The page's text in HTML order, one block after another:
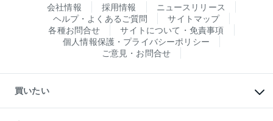
会社情報 採用情報
ニュースリリース
ヘルプ・よくあるご質問
サイトマップ
各種お問合せ
サイトについて・免責事項
個人情報保護・プライバシーポリシー
ご意見・お問合せ
買いたい